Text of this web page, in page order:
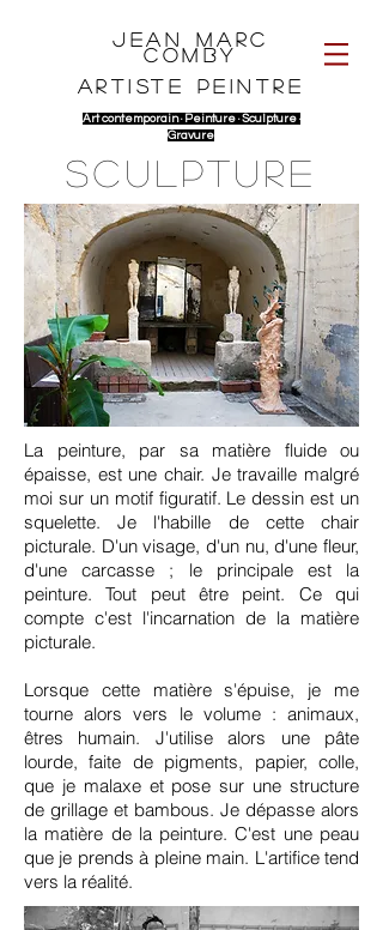
Jean Marc
Comby
Artiste peintre
Art contemporain · Peinture · Sculpture ·
Gravure
SCULPTURE
La peinture, par sa matière fluide ou
épaisse, est une chair. Je travaille malgré
moi sur un motif figuratif. Le dessin est un
squelette. Je l'habille de cette chair
picturale. D'un visage, d'un nu, d'une fleur,
d'une carcasse ; le principale est la
peinture. Tout peut être peint. Ce qui
compte c'est l'incarnation de la matière
picturale.
Lorsque cette matière s'épuise, je me
tourne alors vers le volume : animaux,
êtres humain. J'utilise alors une pâte
lourde, faite de pigments, papier, colle,
que je malaxe et pose sur une structure
de grillage et bambous. Je dépasse alors
la matière de la peinture. C'est une peau
que je prends à pleine main. L'artifice tend
vers la réalité.